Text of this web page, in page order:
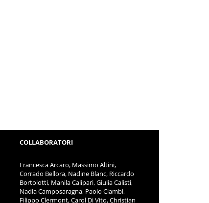
COLLABORATORI
Francesca Arcaro, Massimo Altini,
Corrado Bellora, Nadine Blanc, Riccardo
Bortolotti, Manila Calipari, Giulia Calisti,
Nadia Camposaragna, Paolo Ciambi,
Filippo Clermont, Carol Di Vito, Christian